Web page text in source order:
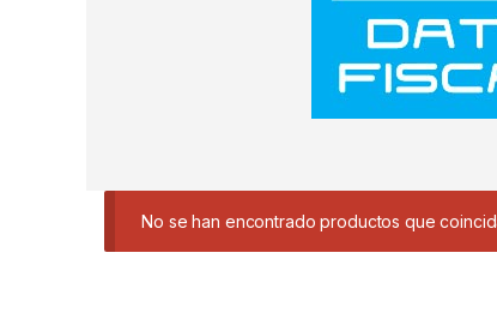
No se han encontrado productos que